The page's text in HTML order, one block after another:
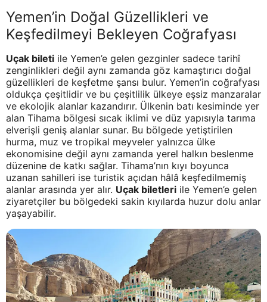
Yemen’in Doğal Güzellikleri ve
Keşfedilmeyi Bekleyen Coğrafyası
Uçak bileti ile Yemen’e gelen gezginler sadece tarihî
zenginlikleri değil aynı zamanda göz kamaştırıcı doğal
güzellikleri de keşfetme şansı bulur. Yemen’in coğrafyası
oldukça çeşitlidir ve bu çeşitlilik ülkeye eşsiz manzaralar
ve ekolojik alanlar kazandırır. Ülkenin batı kesiminde yer
alan Tihama bölgesi sıcak iklimi ve düz yapısıyla tarıma
elverişli geniş alanlar sunar. Bu bölgede yetiştirilen
hurma, muz ve tropikal meyveler yalnızca ülke
ekonomisine değil aynı zamanda yerel halkın beslenme
düzenine de katkı sağlar. Tihama’nın kıyı boyunca
uzanan sahilleri ise turistik açıdan hâlâ keşfedilmemiş
alanlar arasında yer alır. Uçak biletleri ile Yemen’e gelen
ziyaretçiler bu bölgedeki sakin kıyılarda huzur dolu anlar
yaşayabilir.